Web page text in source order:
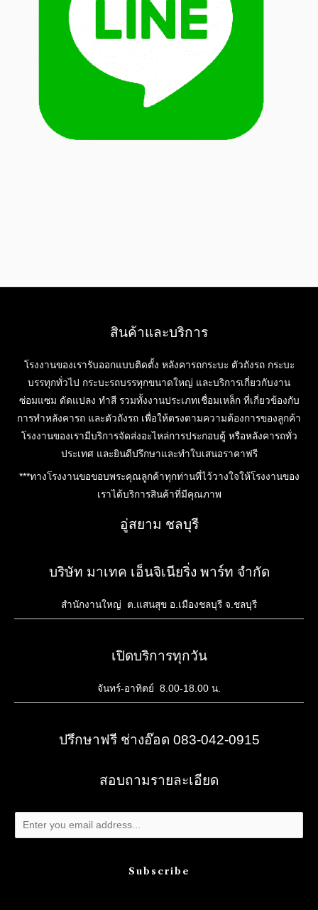
สินค้าและบริการ
โรงงานของเรารับออกแบบติดตั้ง หลังคารถกระบะ ตัวถังรถ กระบะ
บรรทุกทั่วไป กระบะรถบรรทุกขนาดใหญ่ และบริการเกี่ยวกับงาน
ซ่อมแซม ดัดแปลง ทำสี รวมทั้งงานประเภทเชื่อมเหล็ก ที่เกี่ยวข้องกับ
การทำหลังคารถ และตัวถังรถ เพื่อให้ตรงตามความต้องการของลูกค้า
โรงงานของเรามีบริการจัดส่งอะไหล่การประกอบตู้ หรือหลังคารถทั่ว
ประเทศ และยินดีปรึกษาและทำใบเสนอราคาฟรี
***ทางโรงงานขอขอบพระคุณลูกค้าทุกท่านที่ไว้วางใจให้โรงงานของ
เราได้บริการสินค้าที่มีคุณภาพ
อู่สยาม ชลบุรี
บริษัท มาเทค เอ็นจิเนียริ่ง พาร์ท จำกัด
สำนักงานใหญ่ ต.แสนสุข อ.เมืองชลบุรี จ.ชลบุรี
เปิดบริการทุกวัน
จันทร์-อาทิตย์ 8.00-18.00 น.
ปรึกษาฟรี ช่างอ๊อด 083-042-0915
สอบถามรายละเอียด
Subscribe